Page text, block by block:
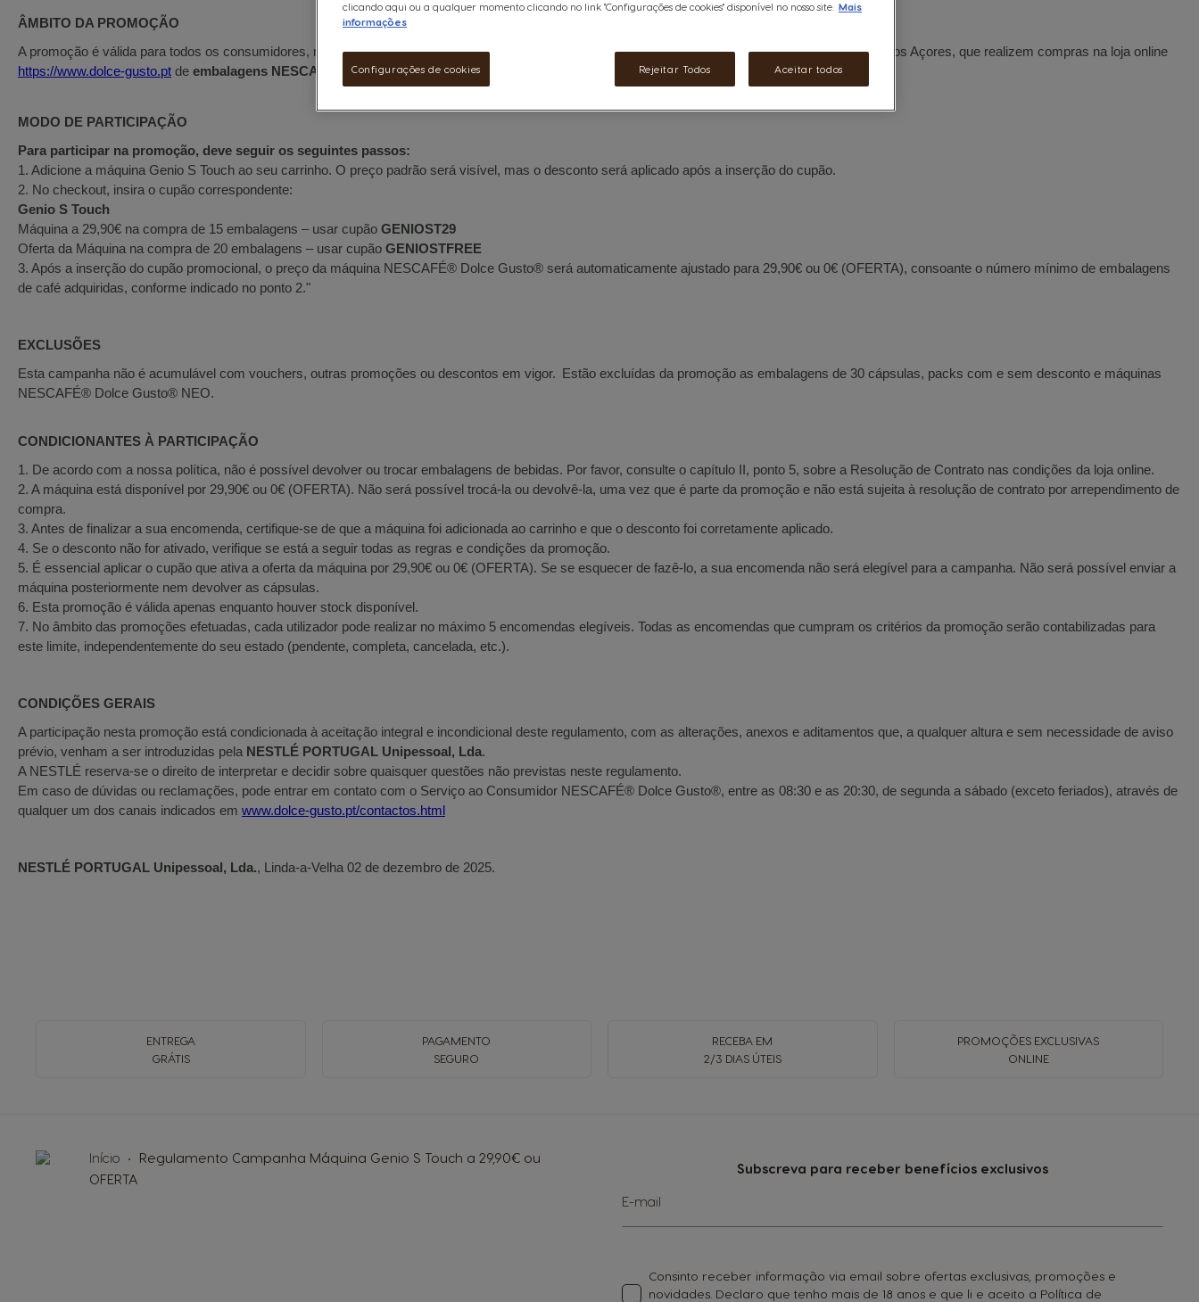
ÂMBITO DA PROMOÇÃO
A promoção é válida para todos os consumidores, maiores de 18 anos, residentes em Portugal Continental ou nas Regiões Autónomas da Madeira e dos Açores, que realizem compras na loja online
https://www.dolce-gusto.pt de embalagens NESCAFÉ® Dolce Gusto® (16 cápsulas), Starbucks®(12 cápsulas) ou NEO (8 ou 12 cápsulas).
MODO DE PARTICIPAÇÃO
Para participar na promoção, deve seguir os seguintes passos:
1. Adicione a máquina Genio S Touch ao seu carrinho. O preço padrão será visível, mas o desconto será aplicado após a inserção do cupão.
2. No checkout, insira o cupão correspondente:
Genio S Touch
Máquina a 29,90€ na compra de 15 embalagens – usar cupão GENIOST29
Oferta da Máquina na compra de 20 embalagens – usar cupão GENIOSTFREE
3. Após a inserção do cupão promocional, o preço da máquina NESCAFÉ® Dolce Gusto® será automaticamente ajustado para 29,90€ ou 0€ (OFERTA), consoante o número mínimo de embalagens
de café adquiridas, conforme indicado no ponto 2."
EXCLUSÕES
Esta campanha não é acumulável com vouchers, outras promoções ou descontos em vigor. Estão excluídas da promoção as embalagens de 30 cápsulas, packs com e sem desconto e máquinas
NESCAFÉ® Dolce Gusto® NEO.
CONDICIONANTES À PARTICIPAÇÃO
1. De acordo com a nossa política, não é possível devolver ou trocar embalagens de bebidas. Por favor, consulte o capítulo II, ponto 5, sobre a Resolução de Contrato nas condições da loja online.
2. A máquina está disponível por 29,90€ ou 0€ (OFERTA). Não será possível trocá-la ou devolvê-la, uma vez que é parte da promoção e não está sujeita à resolução de contrato por arrependimento de
compra.
3. Antes de finalizar a sua encomenda, certifique-se de que a máquina foi adicionada ao carrinho e que o desconto foi corretamente aplicado.
4. Se o desconto não for ativado, verifique se está a seguir todas as regras e condições da promoção.
5. É essencial aplicar o cupão que ativa a oferta da máquina por 29,90€ ou 0€ (OFERTA). Se se esquecer de fazê-lo, a sua encomenda não será elegível para a campanha. Não será possível enviar a
máquina posteriormente nem devolver as cápsulas.
6. Esta promoção é válida apenas enquanto houver stock disponível.
7. No âmbito das promoções efetuadas, cada utilizador pode realizar no máximo 5 encomendas elegíveis. Todas as encomendas que cumpram os critérios da promoção serão contabilizadas para
este limite, independentemente do seu estado (pendente, completa, cancelada, etc.).
CONDIÇÕES GERAIS
A participação nesta promoção está condicionada à aceitação integral e incondicional deste regulamento, com as alterações, anexos e aditamentos que, a qualquer altura e sem necessidade de aviso
prévio, venham a ser introduzidas pela NESTLÉ PORTUGAL Unipessoal, Lda.
A NESTLÉ reserva-se o direito de interpretar e decidir sobre quaisquer questões não previstas neste regulamento.
Em caso de dúvidas ou reclamações, pode entrar em contato com o Serviço ao Consumidor NESCAFÉ® Dolce Gusto®, entre as 08:30 e as 20:30, de segunda a sábado (exceto feriados), através de
qualquer um dos canais indicados em www.dolce-gusto.pt/contactos.html
NESTLÉ PORTUGAL Unipessoal, Lda., Linda-a-Velha 02 de dezembro de 2025.
ENTREGA
GRÁTIS
PAGAMENTO
SEGURO
RECEBA EM
2/3 DIAS ÚTEIS
PROMOÇÕES EXCLUSIVAS
ONLINE
Início
Regulamento Campanha Máquina Genio S Touch a 29,90€ ou
OFERTA
Subscreva para receber benefícios exclusivos
Subscreva
a
nossa
E-mail
Consinto receber informação via email sobre ofertas exclusivas, promoções e
novidades. Declaro quetenho mais de 18 anos e que li e aceito a Política de
clicando aqui ou a qualquer momento clicando no link "Configurações de cookies" disponível no nosso site. Mais
informações
Rejeitar Todos Aceitar todos
Configurações de cookies